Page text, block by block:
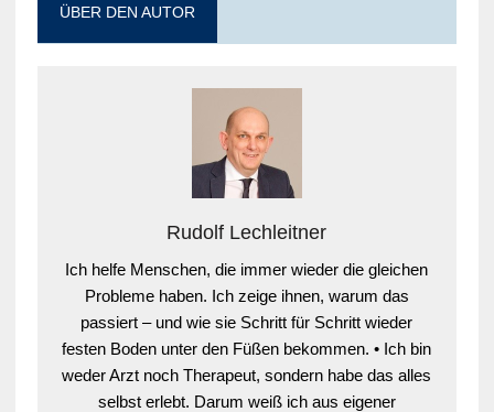
ÜBER DEN AUTOR
Rudolf Lechleitner
Ich helfe Menschen, die immer wieder die gleichen
Probleme haben. Ich zeige ihnen, warum das
passiert – und wie sie Schritt für Schritt wieder
festen Boden unter den Füßen bekommen. • Ich bin
weder Arzt noch Therapeut, sondern habe das alles
selbst erlebt. Darum weiß ich aus eigener